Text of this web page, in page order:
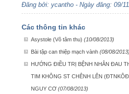
Đăng bởi: ycantho - Ngày đăng: 09/
Các thông tin khác
Asystole (Vô tâm thu) (10/08/2013)
Bài tập can thiệp mạch vành (08/08/2013)
HƯỚNG ĐIỀU TRỊ BỆNH NHÂN ĐAU
TIM KHÔNG ST CHÊNH LÊN
NGUY CƠ(07/08/2013)